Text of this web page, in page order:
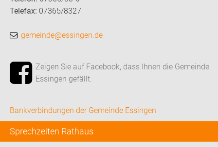
Telefax: 07365/8327
gemeinde@essingen.de
Zeigen Sie auf Facebook, dass Ihnen die Gemeinde
Essingen gefällt.
Bankverbindungen der Gemeinde Essingen
Sprechzeiten Rathaus